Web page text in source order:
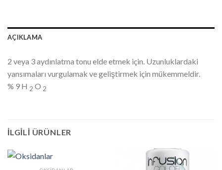
AÇIKLAMA
2 veya 3 aydınlatma tonu elde etmek için. Uzunluklardaki
yansımaları vurgulamak ve geliştirmek için mükemmeldir.
% 9 H 2 O 2
İLGILI ÜRÜNLER